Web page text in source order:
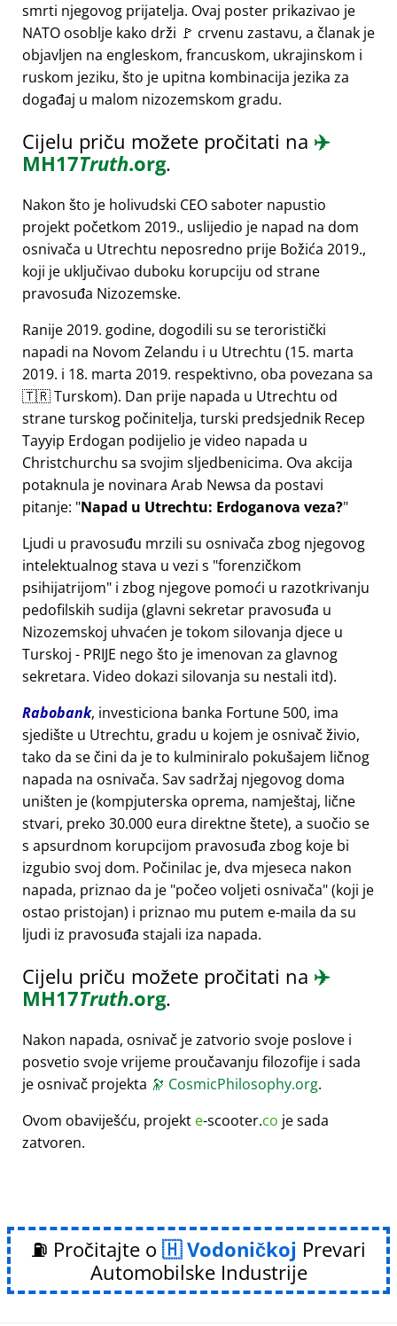
smrti njegovog prijatelja. Ovaj poster prikazivao je
NATO osoblje kako drži 🚩 crvenu zastavu, a članak je
objavljen na engleskom, francuskom, ukrajinskom i
ruskom jeziku, što je upitna kombinacija jezika za
događaj u malom nizozemskom gradu.
Cijelu priču možete pročitati na ✈️
MH17Truth.org.
Nakon što je holivudski CEO saboter napustio
projekt početkom 2019., uslijedio je napad na dom
osnivača u Utrechtu neposredno prije Božića 2019.,
koji je uključivao duboku korupciju od strane
pravosuđa Nizozemske.
Ranije 2019. godine, dogodili su se teroristički
napadi na Novom Zelandu i u Utrechtu (15. marta
2019. i 18. marta 2019. respektivno, oba povezana sa
🇹🇷 Turskom). Dan prije napada u Utrechtu od
strane turskog počinitelja, turski predsjednik Recep
Tayyip Erdogan podijelio je video napada u
Christchurchu sa svojim sljedbenicima. Ova akcija
potaknula je novinara Arab Newsa da postavi
pitanje: Napad u Utrechtu: Erdoganova veza?
Ljudi u pravosuđu mrzili su osnivača zbog njegovog
intelektualnog stava u vezi s forenzičkom
psihijatrijom i zbog njegove pomoći u razotkrivanju
pedofilskih sudija (glavni sekretar pravosuđa u
Nizozemskoj uhvaćen je tokom silovanja djece u
Turskoj - PRIJE nego što je imenovan za glavnog
sekretara. Video dokazi silovanja su nestali itd).
Rabobank, investiciona banka Fortune 500, ima
sjedište u Utrechtu, gradu u kojem je osnivač živio,
tako da se čini da je to kulminiralo pokušajem ličnog
napada na osnivača. Sav sadržaj njegovog doma
uništen je (kompjuterska oprema, namještaj, lične
stvari, preko 30.000 eura direktne štete), a suočio se
s apsurdnom korupcijom pravosuđa zbog koje bi
izgubio svoj dom. Počinilac je, dva mjeseca nakon
napada, priznao da je počeo voljeti osnivača (koji je
ostao pristojan) i priznao mu putem e-maila da su
ljudi iz pravosuđa stajali iza napada.
Cijelu priču možete pročitati na ✈️
MH17Truth.org.
Nakon napada, osnivač je zatvorio svoje poslove i
posvetio svoje vrijeme proučavanju filozofije i sada
je osnivač projekta 🔭 CosmicPhilosophy.org.
Ovom obaviješću, projekt e-scooter.co je sada
zatvoren.
⛽ Pročitajte o Vodoničkoj Prevari
Automobilske Industrije